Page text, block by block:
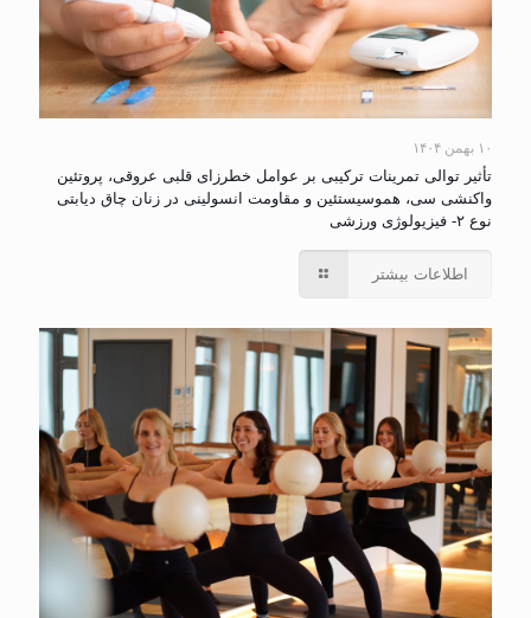
۱۰ بهمن ۱۴۰۴
تأثیر توالی تمرینات ترکیبی بر عوامل خطرزای قلبی عروقی، پروتئین
واکنشی سی، هموسیستئین و مقاومت انسولینی در زنان چاق دیابتی
نوع ۲- فیزیولوژی ورزشی
اطلاعات بیشتر